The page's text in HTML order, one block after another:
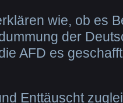
wie, ob es
der
AFD es
Enttäuscht